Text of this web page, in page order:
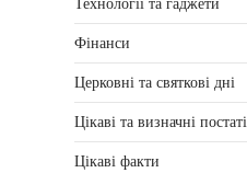
Технології та гаджети
Фінанси
Церковні та святкові дні
Цікаві та визначні постаті
Цікаві факти